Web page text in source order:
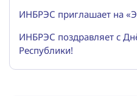
ИНБРЭС приглашает на
ИНБРЭС поздравляет с
Республики!